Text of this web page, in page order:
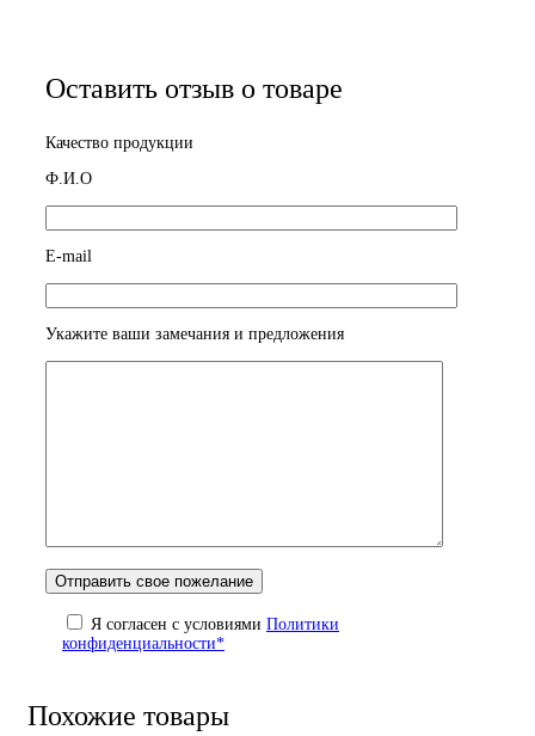
Оставить отзыв о товаре
Качество продукции
Ф.И.О
E-mail
Укажите ваши замечания и предложения
Я согласен с условиями Политики
конфиденциальности*
Похожие товары